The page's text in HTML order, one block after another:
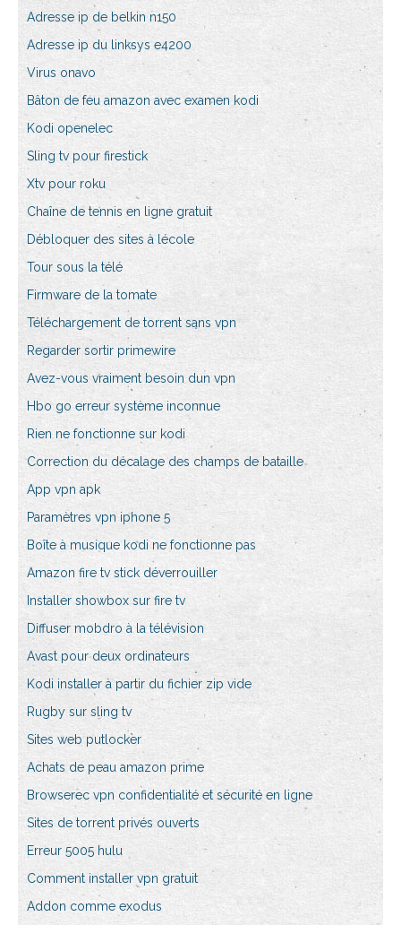
Adresse ip de belkin n150
Adresse ip du linksys e4200
Virus onavo
Bâton de feu amazon avec examen kodi
Kodi openelec
Sling tv pour firestick
Xtv pour roku
Chaîne de tennis en ligne gratuit
Débloquer des sites à lécole
Tour sous la télé
Firmware de la tomate
Téléchargement de torrent sans vpn
Regarder sortir primewire
Avez-vous vraiment besoin dun vpn
Hbo go erreur système inconnue
Rien ne fonctionne sur kodi
Correction du décalage des champs de bataille
App vpn apk
Paramètres vpn iphone 5
Boîte à musique kodi ne fonctionne pas
Amazon fire tv stick déverrouiller
Installer showbox sur fire tv
Diffuser mobdro à la télévision
Avast pour deux ordinateurs
Kodi installer à partir du fichier zip vide
Rugby sur sling tv
Sites web putlocker
Achats de peau amazon prime
Browserec vpn confidentialité et sécurité en ligne
Sites de torrent privés ouverts
Erreur 5005 hulu
Comment installer vpn gratuit
Addon comme exodus